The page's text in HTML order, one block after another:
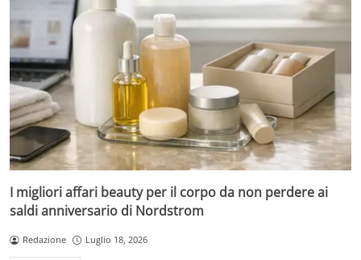
I migliori affari beauty per il corpo da non perdere ai
saldi anniversario di Nordstrom
Redazione Luglio 18, 2026